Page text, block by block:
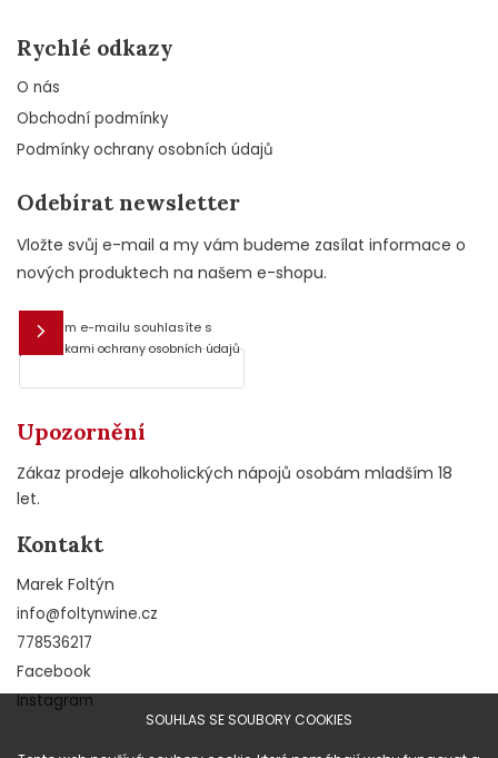
SOUHLAS SE SOUBORY COOKIES
Rychlé odkazy
O nás
Obchodní podmínky
Podmínky ochrany osobních údajů
Odebírat newsletter
Vložte svůj e-mail a my vám budeme zasílat informace o
nových produktech na našem e-shopu.
E-mail
Vložením e-mailu souhlasíte s
podmínkami ochrany osobních údajů
Upozornění
Zákaz prodeje alkoholických nápojů osobám mladším 18
let.
Kontakt
Marek Foltýn
info@foltynwine.cz
778536217
Facebook
Instagram